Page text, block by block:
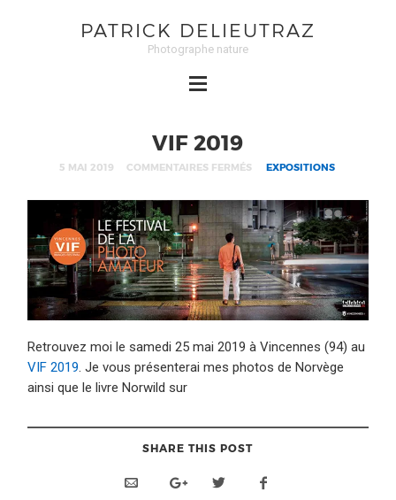
PATRICK DELIEUTRAZ
Photographe nature
VIF 2019
5 MAI 2019 COMMENTAIRES FERMÉS EXPOSITIONS
Retrouvez moi le samedi 25 mai 2019 à Vincennes (94) au
VIF 2019. Je vous présenterai mes photos de Norvège
ainsi que le livre Norwild sur
SHARE THIS POST